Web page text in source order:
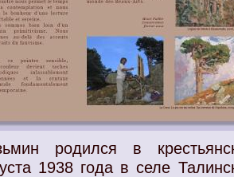
родился в
1938 года вселе